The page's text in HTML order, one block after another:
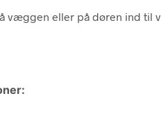
væggen eller på døren ind til